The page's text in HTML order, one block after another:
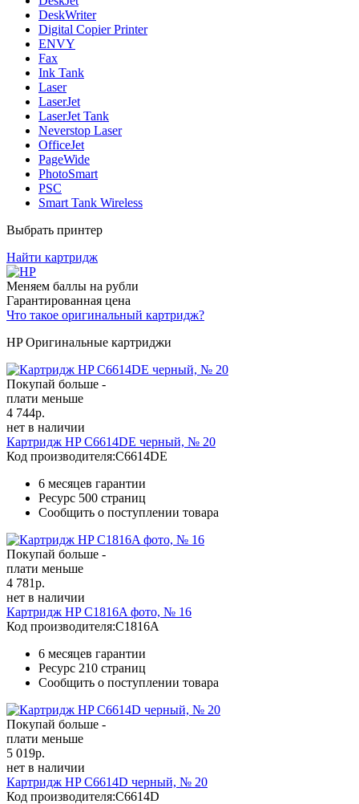
DeskWriter
Digital Copier Printer
ENVY
Fax
Ink Tank
Laser
LaserJet
LaserJet Tank
Neverstop Laser
OfficeJet
PageWide
PhotoSmart
PSC
Smart Tank Wireless
Выбрать принтер
Найти картридж
Меняем баллы на рубли
Гарантированная цена
Что такое оригинальный картридж?
HP Оригинальные картриджи
Покупай больше -
плати меньше
4 744р.
нет в наличии
Картридж HP C6614DE черный, № 20
Код производителя:C6614DE
6 месяцев гарантии
Ресурс 500 страниц
Сообщить о поступлении товара
Покупай больше -
плати меньше
4 781р.
нет в наличии
Картридж HP C1816A фото, № 16
Код производителя:C1816A
6 месяцев гарантии
Ресурс 210 страниц
Сообщить о поступлении товара
Покупай больше -
плати меньше
5 019р.
нет в наличии
Картридж HP C6614D черный, № 20
Код производителя:C6614D